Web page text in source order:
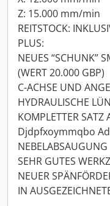
Z: 15.000 mm/min
REITSTOCK:
PLUS:
NEUES “SCHUNK”
(WERT 20.000 GBP)
C-ACHSE UND
HYDRAULISCHE
KOMPLETTER SATZ
Djdpfxoymmqbo
NEBELABSAUGUNG
SEHR GUTES
NEUER
IN